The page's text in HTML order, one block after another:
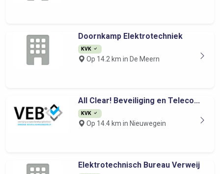
Doornkamp Elektrotechniek
KVK
Op 14.2 km in De Meern
All Clear! Beveiliging en Teleco...
KVK
Op 14.4 km in Nieuwegein
Elektrotechnisch Bureau Verweij